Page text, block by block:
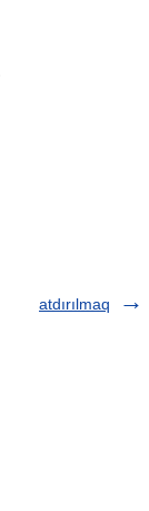
atdırılmaq